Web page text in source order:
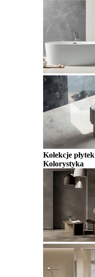
Kolekcje płytek
Kolorystyka